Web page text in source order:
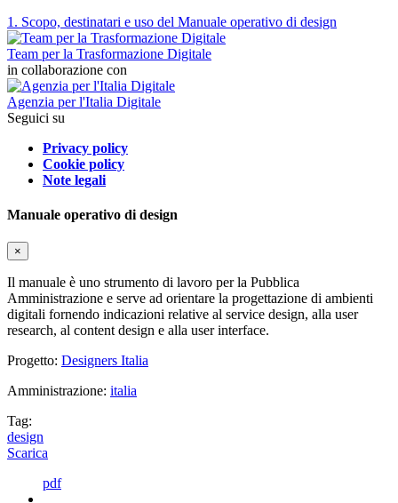
1. Scopo, destinatari e uso del Manuale operativo di design
Team per la Trasformazione Digitale
in collaborazione con
Agenzia per l'Italia Digitale
Seguici su
Privacy policy
Cookie policy
Note legali
Manuale operativo di design
×
Il manuale è uno strumento di lavoro per la Pubblica
Amministrazione e serve ad orientare la progettazione di ambienti
digitali fornendo indicazioni relative al service design, alla user
research, al content design e alla user interface.
Progetto: Designers Italia
Amministrazione: italia
Tag:
design
Scarica
pdf